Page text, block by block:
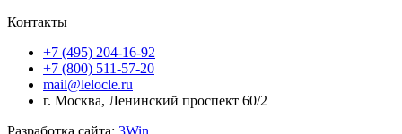
Контакты
+7 (495) 204-16-92
+7 (800) 511-57-20
mail@lelocle.ru
г. Москва, Ленинский проспект 60/2
Разработка сайта: 3Win